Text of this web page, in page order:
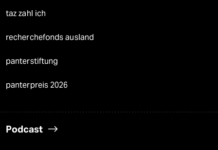
taz zahl ich
recherchefonds ausland
panterstiftung
panterpreis 2026
Podcast